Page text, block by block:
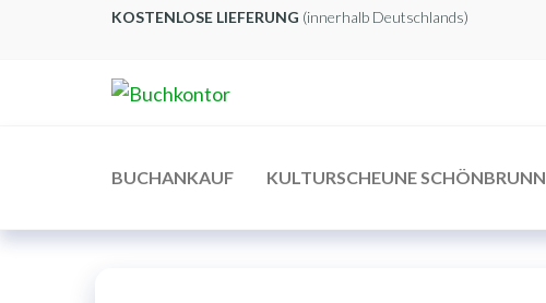
KOSTENLOSE LIEFERUNG (innerhalb Deutschlands)
BUCHANKAUF KULTURSCHEUNE SCHÖNBRUNN